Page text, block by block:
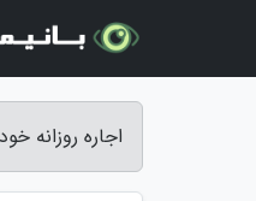
اجاره روزانه